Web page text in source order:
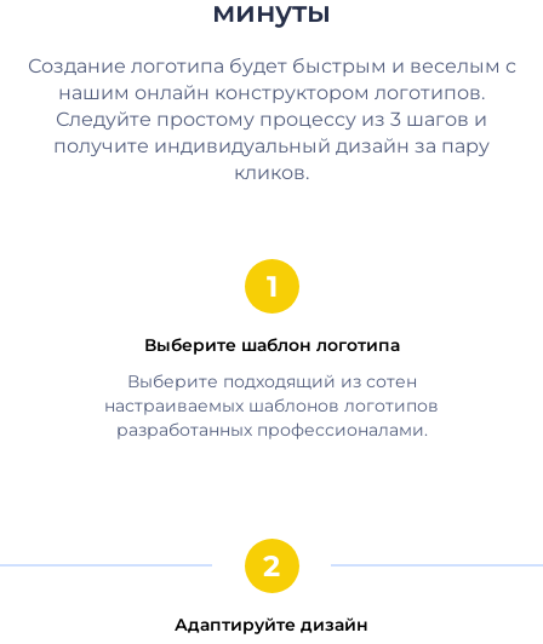
минуты
Создание логотипа будет быстрым и веселым с
нашим онлайн конструктором логотипов.
Следуйте простому процессу из 3 шагов и
получите индивидуальный дизайн за пару
кликов.
Выберите шаблон логотипа
Выберите подходящий из сотен
настраиваемых шаблонов логотипов
разработанных профессионалами.
Адаптируйте дизайн